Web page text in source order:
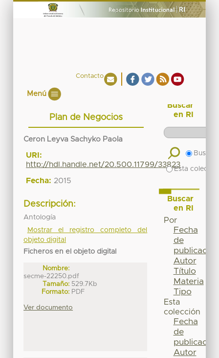
Contacto
Menú
Plan de Negocios
Ceron Leyva Sachyko Paola
URI:
http://hdl.handle.net/20.500.11799/33823
Fecha: 2015
Descripción:
Antología
Mostrar el registro completo del
objeto digital
Ficheros en el objeto digital
Nombre:
secme-22250.pdf
Tamaño: 529.7Kb
Formato: PDF
Ver documento
Buscar
en RI
Buscar
Esta
Buscar
en RI
Por
Fecha
de
publicación
Autor
Título
Materia
Tipo
Esta
colección
Fecha
de
publicación
Autor